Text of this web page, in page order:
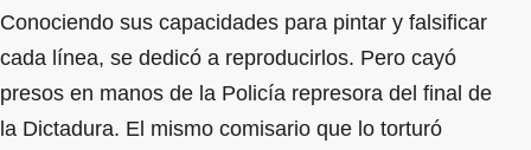
Conociendo sus capacidades para pintar y falsificar
cada línea, se dedicó a reproducirlos. Pero cayó
presos en manos de la Policía represora del final de
la Dictadura. El mismo comisario que lo torturó